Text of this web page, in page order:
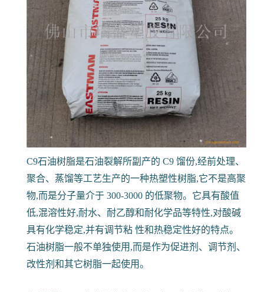
C9石油树脂是石油裂解所副产的 C9 馏份,经前处理、
聚合、蒸馏等工艺生产的一种热塑性树脂,它不是高聚
物,而是分子量介于 300-3000 的低聚物。它具有酸值